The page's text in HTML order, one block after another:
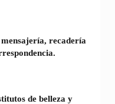
recadería
de belleza y